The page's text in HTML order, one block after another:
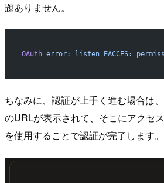
題ありません。
OAuth error: listen EACCES:
ちなみに、認証が上手く進む場合は
のURLが表示されて、そこにアクセ
を使用することで認証が完了します。